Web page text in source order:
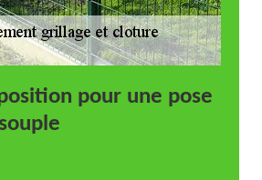
pour une pose